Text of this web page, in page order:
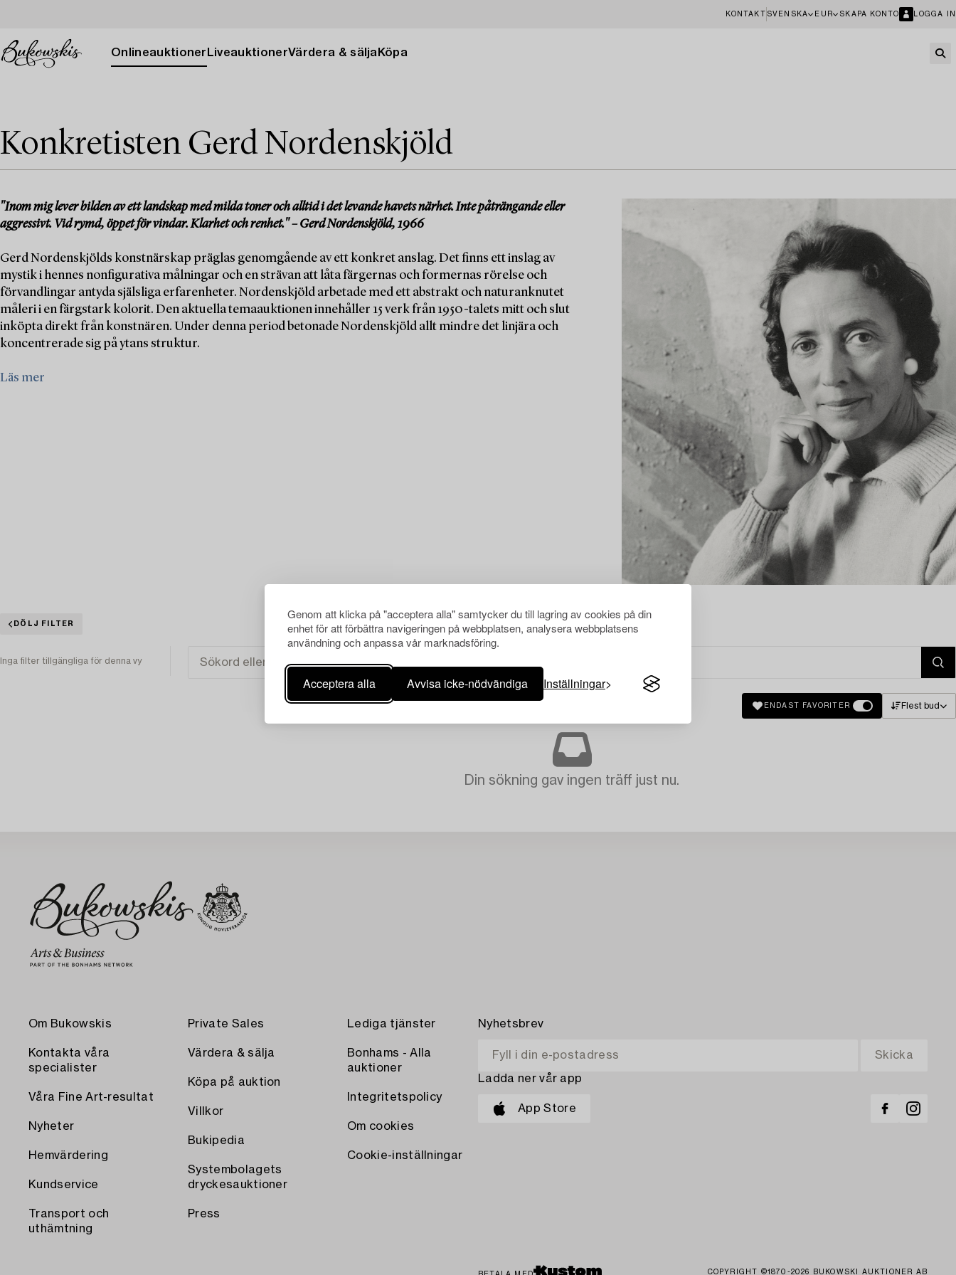
Genom att klicka på "acceptera alla" samtycker du till lagring av cookies på din
enhet för att förbättra navigeringen på webbplatsen, analysera webbplatsens
användning och anpassa vår marknadsföring.
Acceptera alla Avvisa icke-nödvändiga Inställningar
KONTAKT SVENSKA EUR SKAPA KONTO LOGGA IN
Onlineauktioner LiveauktionerVärdera & sälja Köpa
Konkretisten Gerd Nordenskjöld
"Inom mig lever bilden av ett landskap med milda toner och alltid i det levande havets närhet. Inte påträngande eller
aggressivt. Vid rymd, öppet för vindar. Klarhet och renhet." – Gerd Nordenskjöld, 1966
Gerd Nordenskjölds konstnärskap präglas genomgående av ett konkret anslag. Det finns ett inslag av
mystik i hennes nonfigurativa målningar och en strävan att låta färgernas och formernas rörelse och
förvandlingar antyda själsliga erfarenheter. Nordenskjöld arbetade med ett abstrakt och naturanknutet
måleri i en färgstark kolorit. Den aktuella temaauktionen innehåller 15 verk från 1950-talets mitt och slut
inköpta direkt från konstnären. Under denna period betonade Nordenskjöld allt mindre det linjära och
koncentrerade sig på ytans struktur.
Läs mer
DÖLJ FILTER
Inga filter tillgängliga för denna vy
ENDAST FAVORITER Flest bud
Din sökning gav ingen träff just nu.
Om Bukowskis
Kontakta våra
specialister
Våra Fine Art-resultat
Nyheter
Hemvärdering
Kundservice
Transport och
uthämtning
Private Sales
Värdera & sälja
Köpa på auktion
Villkor
Bukipedia
Systembolagets
dryckesauktioner
Press
Lediga tjänster
Bonhams - Alla
auktioner
Integritetspolicy
Om cookies
Cookie-inställningar
Nyhetsbrev
Ladda ner vår app
App Store
COPYRIGHT ©1870-2026 BUKOWSKI AUKTIONER AB